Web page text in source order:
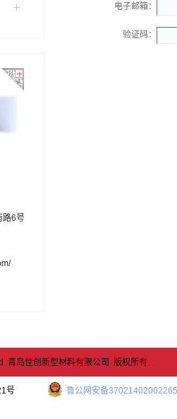
路6号
电子邮箱：
验证码：
岛佳创新型材料有限公司 版权所有.
鲁公网安备
号